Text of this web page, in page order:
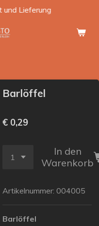
und Lieferung
Barlöffel
€ 0,29
In den
Warenkorb
Artikelnummer: 004005
Barlöffel